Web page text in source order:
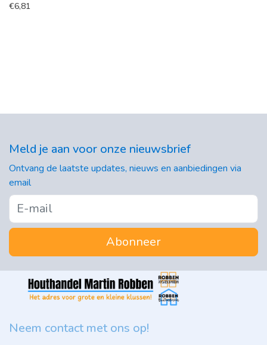
€6,81
Meld je aan voor onze nieuwsbrief
Ontvang de laatste updates, nieuws en aanbiedingen via
email
Abonneer
Neem contact met ons op!